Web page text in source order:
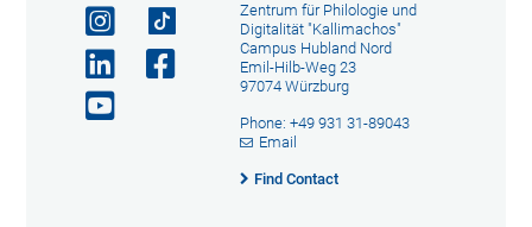
Zentrum für Philologie und
Digitalität "Kallimachos"
Campus Hubland Nord
Emil-Hilb-Weg 23
97074 Würzburg
Phone: +49 931 31-89043
Email
Find Contact